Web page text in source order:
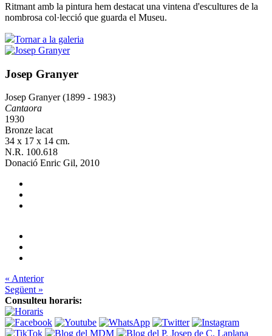
Ritmant amb la pintura hem destacat una vintena d'escultures de la
nombrosa col·lecció que guarda el Museu.
Tornar a la galeria
Josep Granyer
Josep Granyer (1899 - 1983)
Cantaora
1930
Bronze lacat
34 x 17 x 14 cm.
N.R. 100.618
Donació Enric Gil, 2010
« Anterior
Següent »
Consulteu horaris: